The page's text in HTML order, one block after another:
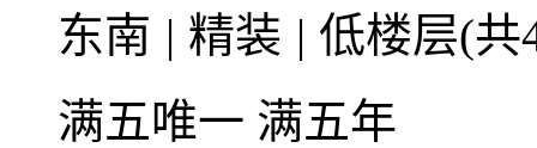
东南 | 精装 | 低楼层(
满五唯一 满五年